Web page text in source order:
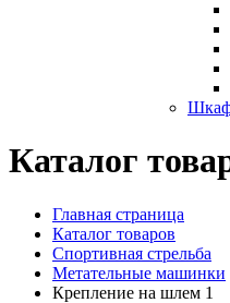
Каталог
Главная страница
Каталог товаров
Спортивная стрельба
Метательные машинки
Крепление на шлем 1